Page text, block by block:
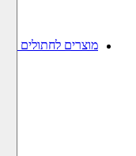
מוצרים לחתולים